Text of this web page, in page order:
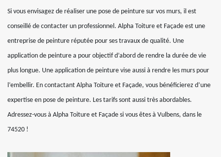
Si vous envisagez de réaliser une pose de peinture sur vos murs, il est
conseillé de contacter un professionnel. Alpha Toiture et Façade est une
entreprise de peinture réputée pour ses travaux de qualité. Une
application de peinture a pour objectif d’abord de rendre la durée de vie
plus longue. Une application de peinture vise aussi à rendre les murs pour
l’embellir. En contactant Alpha Toiture et Façade, vous bénéficierez d’une
expertise en pose de peinture. Les tarifs sont aussi très abordables.
Adressez-vous à Alpha Toiture et Façade si vous êtes à Vulbens, dans le
74520 !